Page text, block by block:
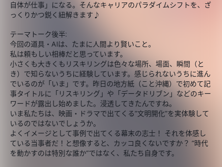
自体が仕事」になる。そんなキャリアのパラダイムシフトを、ざ
っくりかつ鋭く紐解きます♪
テーマトーク後半:
今回の道具・AIは、たまに人間より賢いこと。
私は頼もしい相棒だと思っています。
小さくも大きくもリスキリングは色々な場所、場面、瞬間（と
き）で知らないうちに経験しています。感じられないうちに進ん
でいるのが「いま」です。昨日の地方紙（こと沖縄）で初めて記
事タイトルに「リスキリング」や「データドリブン」などのキー
ワードが露出し始めました。浸透してきたんですね。
いま私たちは、映画・ドラマで出てくる”文明開化”を実体験して
いるのではないでしょうか。
よくイメージとして事例で出てくる幕末の志士！ それを体感し
ている当事者だ！と想像すると、カッコ良くないですか？ ”時代
を動かすのは特別な誰か”ではなく、私たち自身です。